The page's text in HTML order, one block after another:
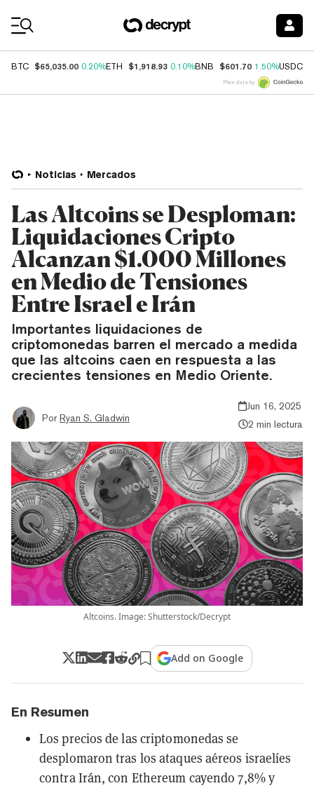
BTC $65,035.00 0.20%ETH $1,918.93 0.10%BNB $601.70 1.50%USDC
Price data by
Noticias Mercados
Las Altcoins se Desploman:
Liquidaciones Cripto
Alcanzan $1.000 Millones
en Medio de Tensiones
Entre Israel e Irán
Importantes liquidaciones de
criptomonedas barren el mercado a medida
que las altcoins caen en respuesta a las
crecientes tensiones en Medio Oriente.
Por Ryan S. Gladwin
Jun 16, 2025
2 min lectura
Altcoins. Image: Shutterstock/Decrypt
Add on Google
En Resumen
Los precios de las criptomonedas se
desplomaron tras los ataques aéreos israelíes
contra Irán, con Ethereum cayendo 7,8% y